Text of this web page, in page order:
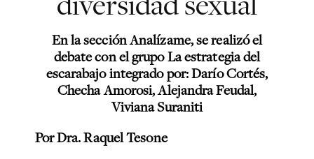
En la sección Analízame, se realizó el
debate con el grupo La estrategia del
escarabajo integrado por: Darío Cortés,
Checha Amorosi, Alejandra Feudal,
Viviana Suraniti
Por Dra. Raquel Tesone